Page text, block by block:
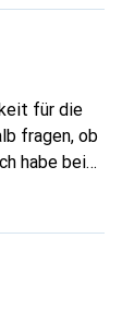
fragen, ob
habe bei
nur
wichtig.
Danke